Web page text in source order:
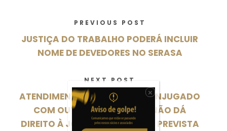
PREVIOUS POST
JUSTIÇA DO TRABALHO PODERÁ INCLUIR
NOME DE DEVEDORES NO SERASA
NEXT POST
ATENDIMENTO TELEFÔNICO CONJUGADO
COM OUTRAS ATIVIDADES NÃO DÁ
DIREITO À JORNADA REDUZIDA PREVISTA
×